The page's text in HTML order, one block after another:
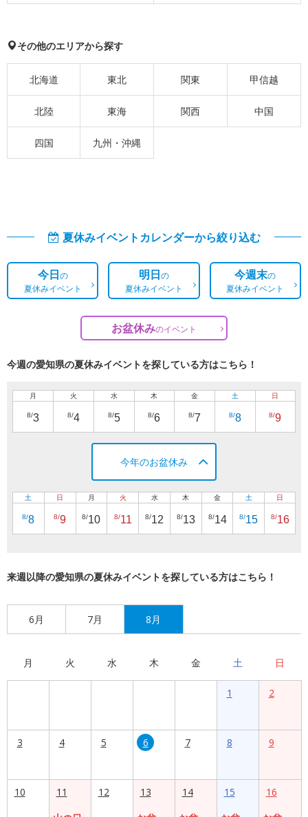
その他のエリアから探す
北海道 東北 関東 甲信越
北陸 東海 関西 中国
四国 九州・沖縄
夏休みイベントカレンダーから絞り込む
今日の
夏休みイベント
明日の
夏休みイベント
今週末の
夏休みイベント
お盆休みのイベント
今週の愛知県の夏休みイベントを探している方はこちら！
月
8/3
火
8/4
水
8/5
木
8/6
金
8/7
土
8/8
日
8/9
今年のお盆休み
土
8/8
日
8/9
月
8/10
火
8/11
水
8/12
木
8/13
金
8/14
土
8/15
日
8/16
来週以降の愛知県の夏休みイベントを探している方はこちら！
6月 7月 8月
月 火 水 木 金 土 日
1 2
3 4 5 6 7 8 9
10
11
12
13
14
15
16